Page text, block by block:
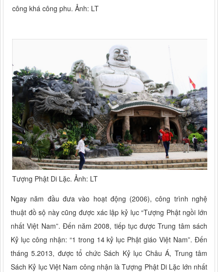
công khá công phu. Ảnh: LT
Tượng Phật Di Lặc. Ảnh: LT
Ngay năm đầu đưa vào hoạt động (2006), công trình nghệ
thuật đồ sộ này cũng được xác lập kỷ lục “Tượng Phật ngồi lớn
nhất Việt Nam”. Đến năm 2008, tiếp tục được Trung tâm sách
Kỷ lục công nhận: “1 trong 14 kỷ lục Phật giáo Việt Nam”. Đến
tháng 5.2013, được tổ chức Sách Kỷ lục Châu Á, Trung tâm
Sách Kỷ lục Việt Nam công nhận là Tượng Phật Di Lặc lớn nhất